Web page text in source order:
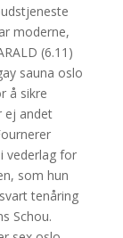
moderne,
(6.11)
sauna oslo
å sikre
ej andet
vederlag for
som hun
tenåring
Schou.